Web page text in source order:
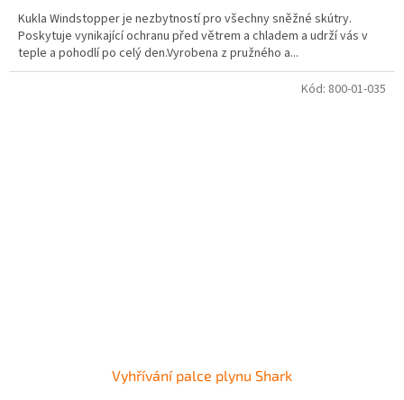
Kukla Windstopper je nezbytností pro všechny sněžné skútry.
Poskytuje vynikající ochranu před větrem a chladem a udrží vás v
teple a pohodlí po celý den.Vyrobena z pružného a...
Vyhřívání palce plynu Shark
Kód: 800-01-035